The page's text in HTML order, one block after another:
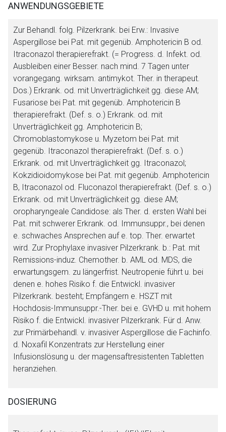
ANWENDUNGSGEBIETE
Zur Behandl. folg. Pilzerkrank. bei Erw.: Invasive
Aspergillose bei Pat. mit gegenüb. Amphotericin B od.
Itraconazol therapierefrakt. (= Progress. d. Infekt. od.
Ausbleiben einer Besser. nach mind. 7 Tagen unter
vorangegang. wirksam. antimykot. Ther. in therapeut.
Dos.) Erkrank. od. mit Unverträglichkeit gg. diese AM;
Fusariose bei Pat. mit gegenüb. Amphotericin B
therapierefrakt. (Def. s. o.) Erkrank. od. mit
Unverträglichkeit gg. Amphotericin B;
Chromoblastomykose u. Myzetom bei Pat. mit
gegenüb. Itraconazol therapierefrakt. (Def. s. o.)
Erkrank. od. mit Unverträglichkeit gg. Itraconazol;
Kokzidioidomykose bei Pat. mit gegenüb. Amphotericin
B, Itraconazol od. Fluconazol therapierefrakt. (Def. s. o.)
Erkrank. od. mit Unverträglichkeit gg. diese AM;
oropharyngeale Candidose: als Ther. d. ersten Wahl bei
Pat. mit schwerer Erkrank. od. Immunsuppr., bei denen
e. schwaches Ansprechen auf e. top. Ther. erwartet
wird. Zur Prophylaxe invasiver Pilzerkrank. b.: Pat. mit
Remissions-induz. Chemother. b. AML od. MDS, die
erwartungsgem. zu längerfrist. Neutropenie führt u. bei
denen e. hohes Risiko f. die Entwickl. invasiver
Pilzerkrank. besteht; Empfängern e. HSZT mit
Hochdosis-Immunsuppr.-Ther. bei e. GVHD u. mit hohem
Risiko f. die Entwickl. invasiver Pilzerkrank. Für d. Anw.
zur Primärbehandl. v. invasiver Aspergillose die Fachinfo.
d. Noxafil Konzentrats zur Herstellung einer
Infusionslösung u. der magensaftresistenten Tabletten
heranziehen.
DOSIERUNG